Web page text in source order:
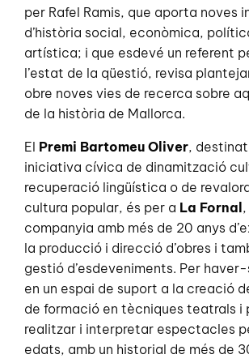
per Rafel Ramis, que aporta noves
d’història social, econòmica,
artística; i que esdevé un referent
l’estat de la qüestió, revisa
obre noves vies de recerca sobre
de la història de Mallorca.
El Premi Bartomeu Oliver,
iniciativa cívica de dinamització
recuperació lingüística o de
cultura popular, és per a La Fornal
companyia amb més de 20 anys
la producció i direcció d’obres i
gestió d’esdeveniments. Per
en un espai de suport a la creació
de formació en tècniques teatrals i
realitzar i interpretar espectacles
edats, amb un historial de més de